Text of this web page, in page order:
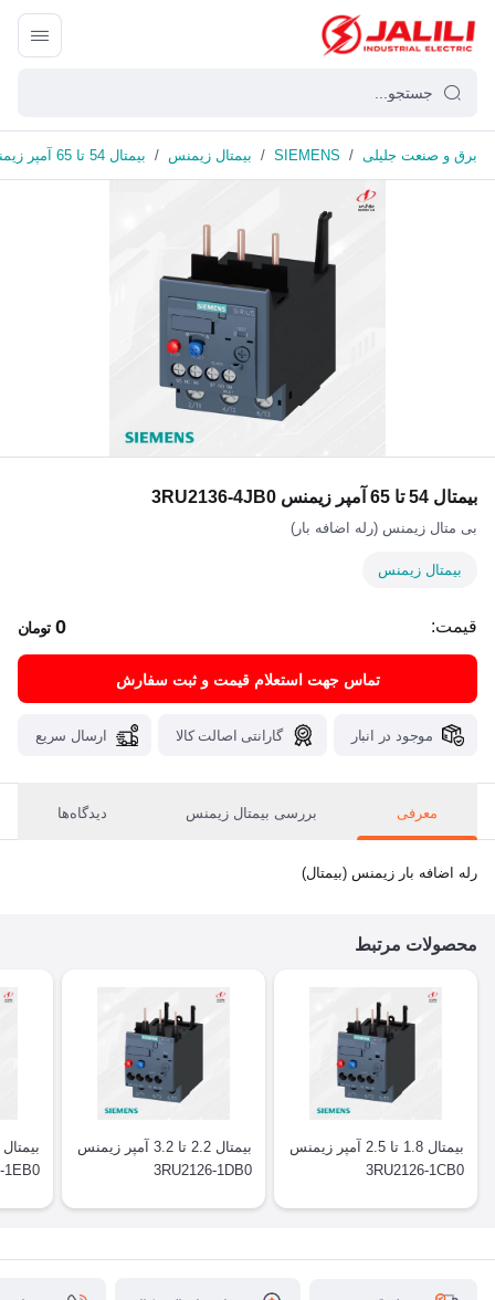
برق و صنعت جلیلی /
SIEMENS
/ بیمتال زیمنس / بیمتال 54 تا 65 آمپر زیمنس 3RU2136-4JB0
بیمتال 54 تا 65 آمپر زیمنس 3RU2136-4JB0
بی متال زیمنس (رله اضافه بار)
بیمتال زیمنس
قیمت: 0 تومان
تماس جهت استعلام قیمت و ثبت سفارش
موجود در انبار گارانتی اصالت کالا ارسال سریع
معرفی بررسی بیمتال زیمنس دیدگاه‌ها
رله اضافه بار زیمنس (بیمتال)
محصولات مرتبط
بیمتال 1.8 تا 2.5 آمپر زیمنس
3RU2126-1CB0
بیمتال 2.2 تا 3.2 آمپر زیمنس
3RU2126-1DB0
1EB0